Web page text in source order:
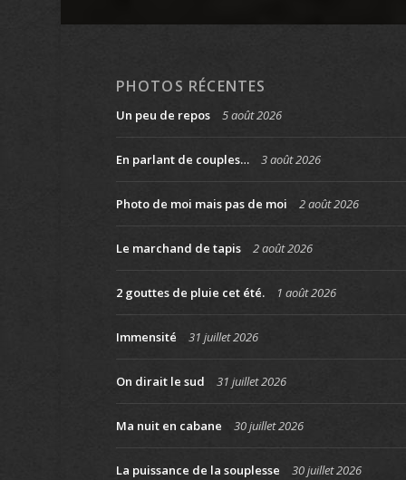
PHOTOS RÉCENTES
Un peu de repos 5 août 2026
En parlant de couples… 3 août 2026
Photo de moi mais pas de moi 2 août 2026
Le marchand de tapis 2 août 2026
2 gouttes de pluie cet été. 1 août 2026
Immensité 31 juillet 2026
On dirait le sud 31 juillet 2026
Ma nuit en cabane 30 juillet 2026
La puissance de la souplesse 30 juillet 2026